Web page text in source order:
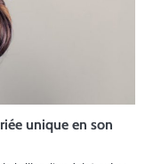
unique en son